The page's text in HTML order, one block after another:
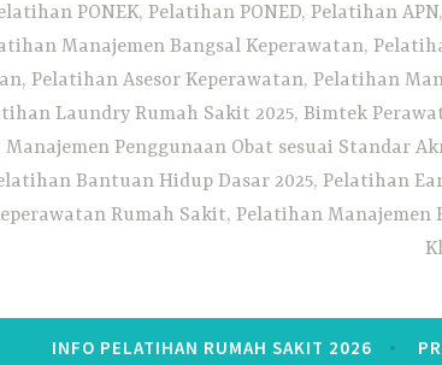
PONEK, Pelatihan PONED, Pelatihan
Manajemen Bangsal Keperawatan,
Pelatihan Asesor Keperawatan, Pelatihan
Laundry Rumah Sakit 2025, Bimtek
Manajemen Penggunaan Obat sesuai Standar
Bantuan Hidup Dasar 2025, Pelatihan
Rumah Sakit, Pelatihan Manajemen
INFO PELATIHAN RUMAH SAKIT 2026